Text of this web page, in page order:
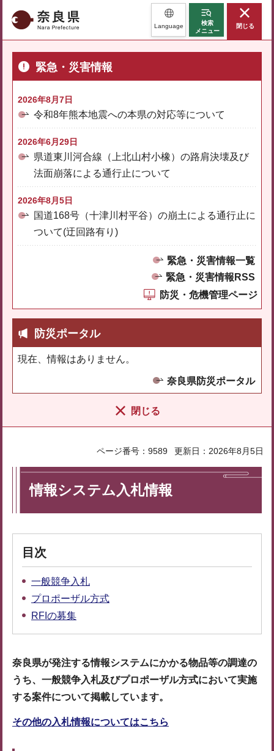
奈良県 Language
検索
メニュー
閉じる
緊急・災害情報
2026年8月7日
令和8年熊本地震への本県の対応等について
2026年6月29日
県道東川河合線（上北山村小橡）の路肩決壊及び
法面崩落による通行止について
2026年8月5日
国道168号（十津川村平谷）の崩土による通行止に
ついて(迂回路有り)
緊急・災害情報一覧
緊急・災害情報RSS
防災・危機管理ページ
防災ポータル
現在、情報はありません。
奈良県防災ポータル
閉じる
ページ番号：9589 更新日：2026年8月5日
情報システム入札情報
目次
一般競争入札
プロポーザル方式
RFIの募集
奈良県が発注する情報システムにかかる物品等の調達の
うち、一般競争入札及びプロポーザル方式において実施
する案件について掲載しています。
その他の入札情報についてはこちら